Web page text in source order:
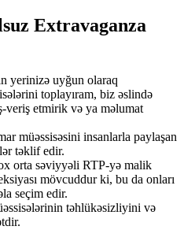
Extravaganza
yerinizə uyğun olaraq
toplayıram, biz əslində
veriş etmirik və ya məlumat
müəssisəsini insanlarla paylaşan
təklif edir.
orta səviyyəli RTP-yə malik
mövcuddur ki, bu da onları
seçim edir.
təhlükəsizliyini və